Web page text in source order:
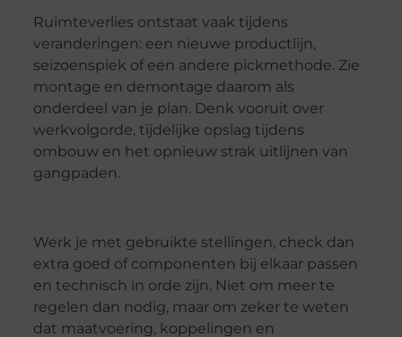
Ruimteverlies ontstaat vaak tijdens
veranderingen: een nieuwe productlijn,
seizoenspiek of een andere pickmethode. Zie
montage en demontage daarom als
onderdeel van je plan. Denk vooruit over
werkvolgorde, tijdelijke opslag tijdens
ombouw en het opnieuw strak uitlijnen van
gangpaden.
Werk je met gebruikte stellingen, check dan
extra goed of componenten bij elkaar passen
en technisch in orde zijn. Niet om meer te
regelen dan nodig, maar om zeker te weten
dat maatvoering, koppelingen en